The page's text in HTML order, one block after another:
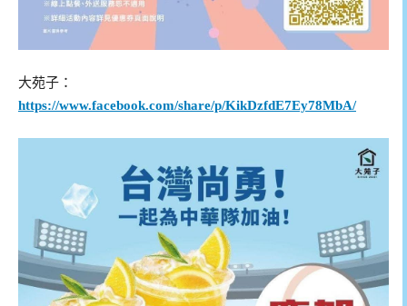
大苑子：
https://www.facebook.com/share/p/KikDzfdE7Ey78MbA/